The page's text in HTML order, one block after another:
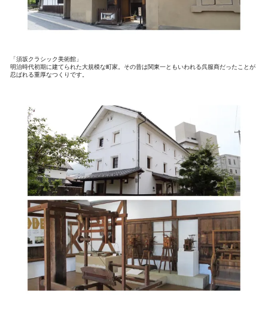
「須坂クラシック美術館」
明治時代初期に建てられた大規模な町家。その昔は関東一ともいわれる呉服商だったことが
忍ばれる重厚なつくりです。